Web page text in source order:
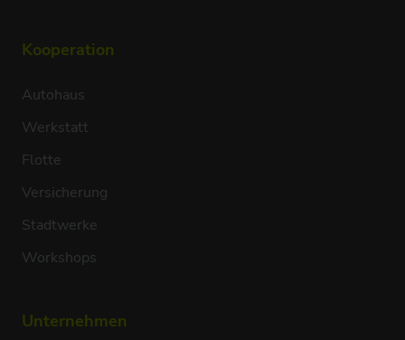
Kooperation
Autohaus
Werkstatt
Flotte
Versicherung
Stadtwerke
Workshops
Unternehmen